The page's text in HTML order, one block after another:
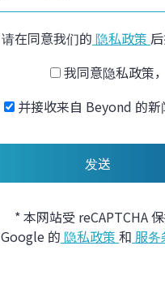
请在同意我们的 隐私政策 后
我同意隐私政策，
并接收来自 Beyond 的新
* 本网站受 reCAPTCHA 保
Google 的 隐私政策 和 服务